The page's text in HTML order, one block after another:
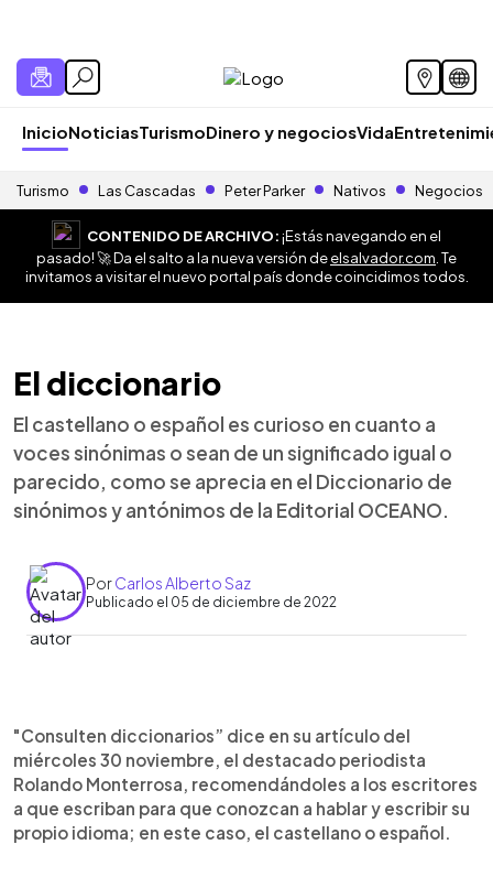
InicioNoticiasTurismoDinero y negociosVida
Turismo Las Cascadas Peter Parker Nativos Negocios
CONTENIDO DE ARCHIVO:¡Estás navegando en el
pasado! 🚀 Da el salto a la nueva versión deelsalvador.com . Te
invitamos a visitar el nuevo portal país donde coincidimos todos.
El diccionario
El castellano o español es curioso en cuanto a
voces sinónimas o sean de un significado igual o
parecido, como se aprecia en el Diccionario de
sinónimos y antónimos de la Editorial OCEANO.
PorCarlos Alberto Saz
Publicado el 05 de diciembre de 2022
► Escuchar artículo
"Consulten diccionarios” dice en su artículo del
miércoles 30 noviembre, el destacado periodista
Rolando Monterrosa, recomendándoles a los escritores
a que escriban para que conozcan a hablar y escribir su
propio idioma; en este caso, el castellano o español.